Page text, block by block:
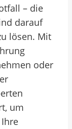
– die
darauf
lösen. Mit
oder
um